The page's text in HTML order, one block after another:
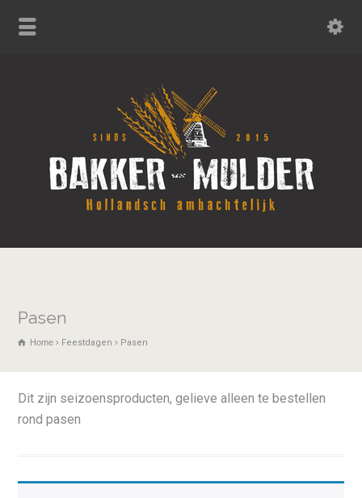
Pasen
Home Feestdagen Pasen
Dit zijn seizoensproducten, gelieve alleen te bestellen
rond pasen